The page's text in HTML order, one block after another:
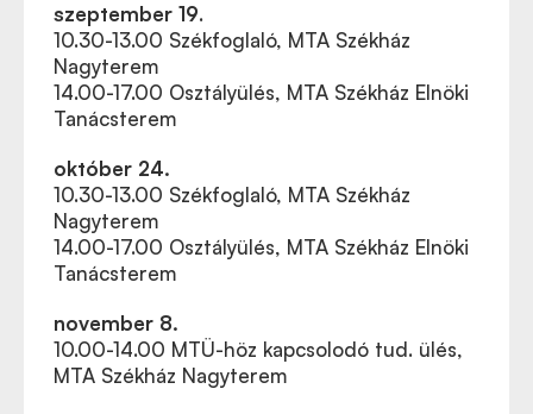
szeptember 19.
10.30-13.00 Székfoglaló, MTA Székház
Nagyterem
14.00-17.00 Osztályülés, MTA Székház Elnöki
Tanácsterem
október 24.
10.30-13.00 Székfoglaló, MTA Székház
Nagyterem
14.00-17.00 Osztályülés, MTA Székház Elnöki
Tanácsterem
november 8.
10.00-14.00 MTÜ-höz kapcsolodó tud. ülés,
MTA Székház Nagyterem